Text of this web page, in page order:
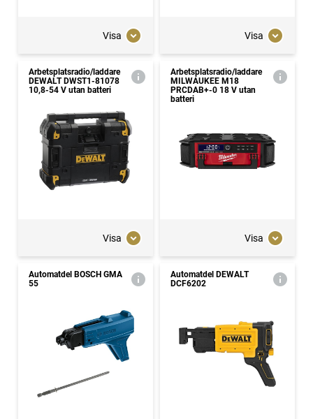
Visa Visa
Arbetsplatsradio/laddare
DEWALT DWST1-81078
10,8-54 V utan batteri
Visa
Arbetsplatsradio/laddare
MILWAUKEE M18
PRCDAB+-0 18 V utan
batteri
Visa
Automatdel BOSCH GMA
55
Automatdel DEWALT
DCF6202